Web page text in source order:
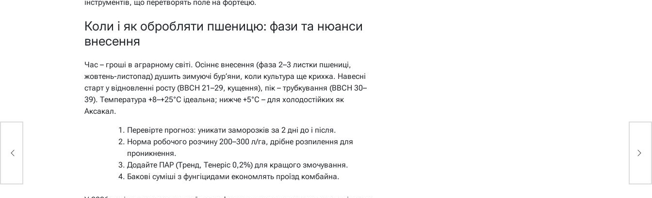
інструментів, що перетворять поле на фортецю.
Коли і як обробляти пшеницю: фази та нюанси
внесення
Час – гроші в аграрному світі. Осіннє внесення (фаза 2–3 листки пшениці,
жовтень-листопад) душить зимуючі бур’яни, коли культура ще крихка. Навесні
старт у відновленні росту (ВВСН 21–29, кущення), пік – трубкування (ВВСН 30–
39). Температура +8–+25°C ідеальна; нижче +5°C – для холодостійких як
Аксакал.
Перевірте прогноз: уникати заморозків за 2 дні до і після.
Норма робочого розчину 200–300 л/га, дрібне розпилення для
проникнення.
Додайте ПАР (Тренд, Тенеріс 0,2%) для кращого змочування.
Бакові суміші з фунгіцидами економлять проїзд комбайна.